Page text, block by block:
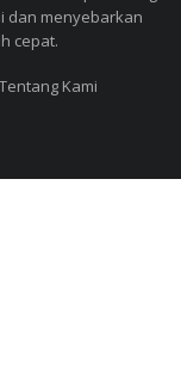
dan menyebarkan
cepat.
Kami